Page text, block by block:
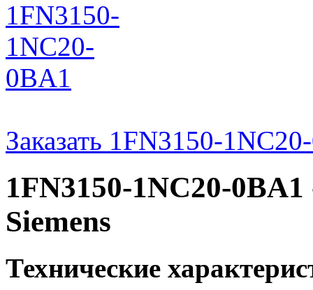
Заказать 1FN3150-
1FN3150-1NC20-
Siemens
Технические